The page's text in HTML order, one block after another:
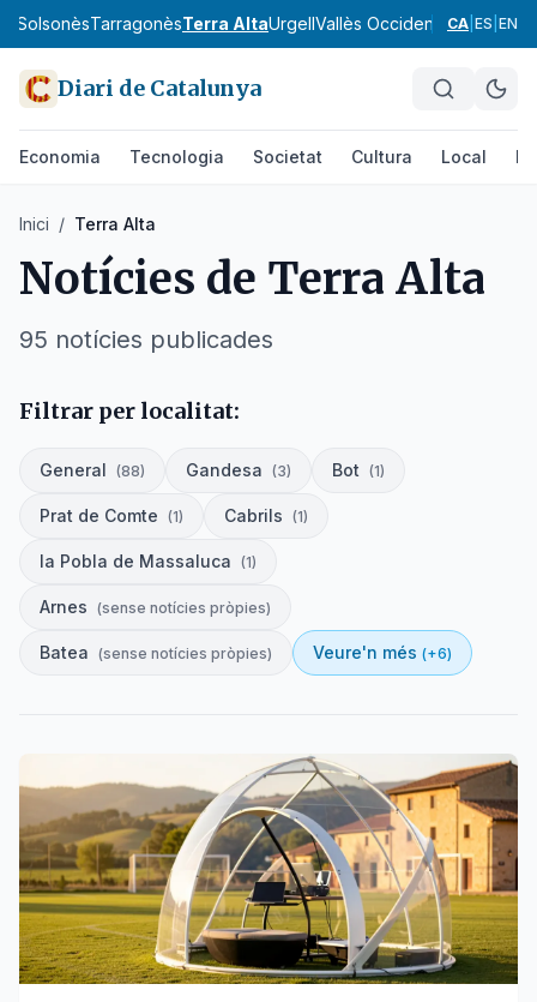
SolsonèsTarragonèsTerra AltaUrgellVallès OccidentalVallès
CA ES EN
Diari de Catalunya
Economia Tecnologia Societat Cultura Local
Inici / Terra Alta
Notícies de Terra Alta
95 notícies publicades
Filtrar per localitat:
General (88) Gandesa (3) Bot (1)
Prat de Comte (1) Cabrils (1)
la Pobla de Massaluca (1)
Arnes (sense notícies pròpies)
Batea (sense notícies pròpies) Veure'n més (+6)